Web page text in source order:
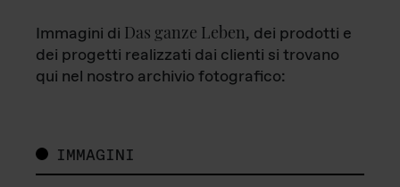
Immagini di Das ganze Leben, dei prodotti e
dei progetti realizzati dai clienti si trovano
qui nel nostro archivio fotografico:
IMMAGINI